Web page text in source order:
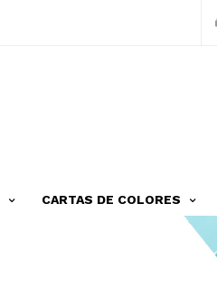
CARTAS DE COLORES